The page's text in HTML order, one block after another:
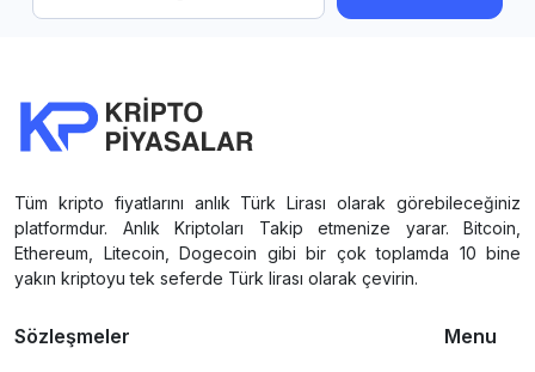
Tüm kripto fiyatlarını anlık Türk Lirası olarak görebileceğiniz
platformdur. Anlık Kriptoları Takip etmenize yarar. Bitcoin,
Ethereum, Litecoin, Dogecoin gibi bir çok toplamda 10 bine
yakın kriptoyu tek seferde Türk lirası olarak çevirin.
Sözleşmeler Menu